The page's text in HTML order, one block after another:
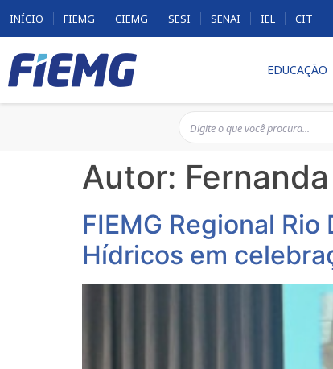
INÍCIO FIEMG CIEMG SESI SENAI IEL CIT
EDUCAÇÃO
Autor:
FIEMG Regional
Hídricos em